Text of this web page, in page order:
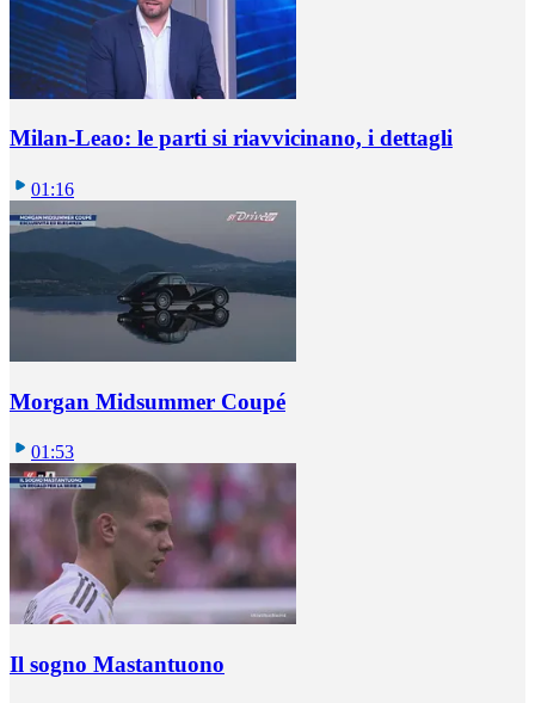
Milan-Leao: le parti si riavvicinano, i dettagli
01:16
Morgan Midsummer Coupé
01:53
Il sogno Mastantuono